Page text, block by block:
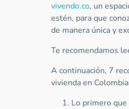
vivendo.co, un
estén, para que
de manera única y
Te recomendamos
A continuación, 7
vivienda en
Lo primero